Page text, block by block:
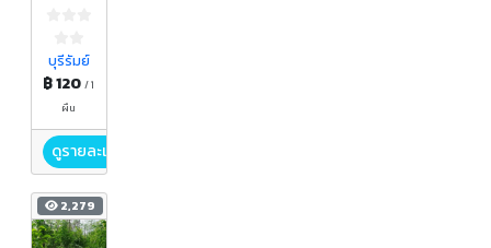
บุรีรัมย์
฿ 120/ 1
ผืน
ดูรายละเอียด
2,279